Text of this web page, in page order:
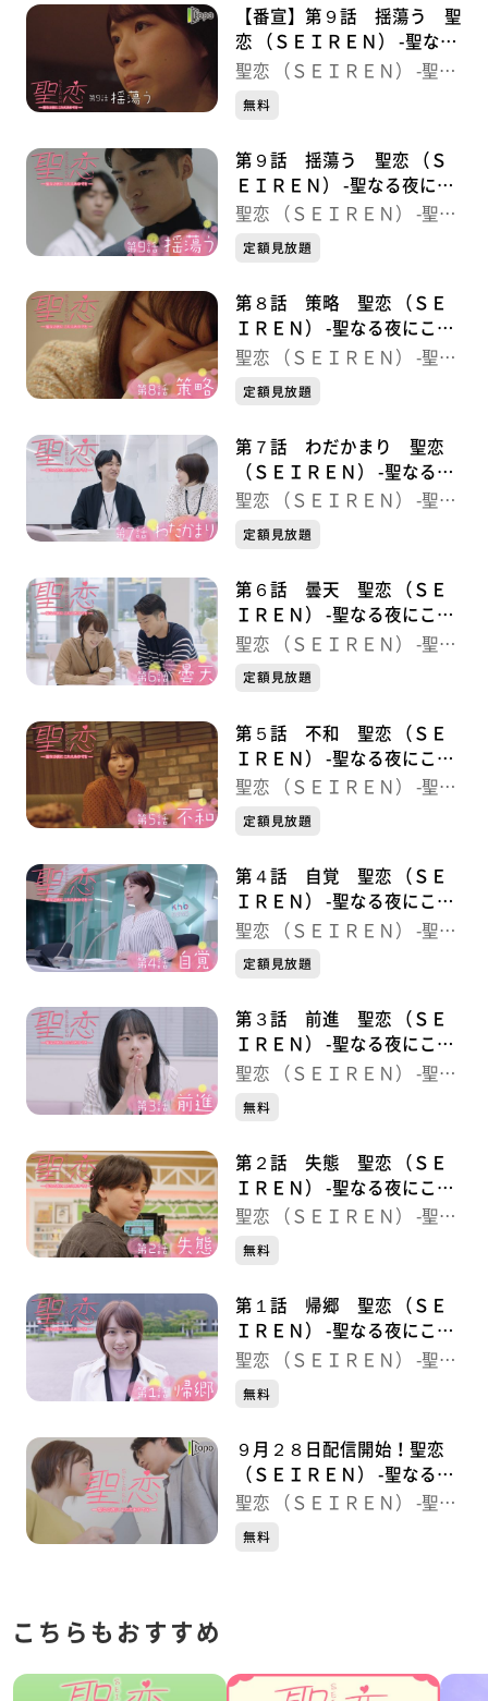
みやぎの“はらこ飯”
仙台麻婆焼きそば
ブッシュ・ド・ノエル／ミニ・モンブラン
すんだ餅
提供：四季の彩り一乃庵
【番宣】第９話 揺蕩う 聖
恋 （ＳＥＩＲＥＮ） -聖なる
夜にこたえあわせを-
聖恋 （ＳＥＩＲＥＮ） -聖な
る夜にこたえあわせを-
無料
第９話 揺蕩う 聖恋 （Ｓ
ＥＩＲＥＮ） -聖なる夜にこ
たえあわせを-
聖恋 （ＳＥＩＲＥＮ） -聖な
る夜にこたえあわせを-
定額見放題
第８話 策略 聖恋 （ＳＥ
ＩＲＥＮ） -聖なる夜にこた
えあわせを-
聖恋 （ＳＥＩＲＥＮ） -聖な
る夜にこたえあわせを-
定額見放題
第７話 わだかまり 聖恋
（ＳＥＩＲＥＮ） -聖なる夜
にこたえあわせを-
聖恋 （ＳＥＩＲＥＮ） -聖な
る夜にこたえあわせを-
定額見放題
第６話 曇天 聖恋 （ＳＥ
ＩＲＥＮ） -聖なる夜にこた
えあわせを-
聖恋 （ＳＥＩＲＥＮ） -聖な
る夜にこたえあわせを-
定額見放題
第５話 不和 聖恋 （ＳＥ
ＩＲＥＮ） -聖なる夜にこた
えあわせを-
聖恋 （ＳＥＩＲＥＮ） -聖な
る夜にこたえあわせを-
定額見放題
第４話 自覚 聖恋 （ＳＥ
ＩＲＥＮ） -聖なる夜にこた
えあわせを-
聖恋 （ＳＥＩＲＥＮ） -聖な
る夜にこたえあわせを-
定額見放題
第３話 前進 聖恋 （ＳＥ
ＩＲＥＮ） -聖なる夜にこた
えあわせを-
聖恋 （ＳＥＩＲＥＮ） -聖な
る夜にこたえあわせを-
無料
第２話 失態 聖恋 （ＳＥ
ＩＲＥＮ） -聖なる夜にこた
えあわせを-
聖恋 （ＳＥＩＲＥＮ） -聖な
る夜にこたえあわせを-
無料
第１話 帰郷 聖恋 （ＳＥ
ＩＲＥＮ） -聖なる夜にこた
えあわせを-
聖恋 （ＳＥＩＲＥＮ） -聖な
る夜にこたえあわせを-
無料
９月２８日配信開始！聖恋
（ＳＥＩＲＥＮ） -聖なる夜
にこたえあわせを-
聖恋 （ＳＥＩＲＥＮ） -聖な
る夜にこたえあわせを-
無料
こちらもおすすめ